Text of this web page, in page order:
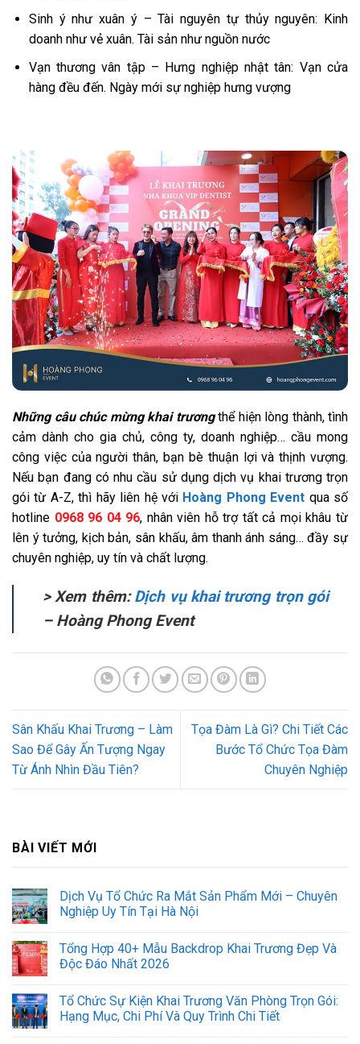
Sinh ý như xuân ý – Tài nguyên tự thủy nguyên: Kinh
doanh như vẻ xuân. Tài sản như nguồn nước
Vạn thương vân tập – Hưng nghiệp nhật tân: Vạn cửa
hàng đều đến. Ngày mới sự nghiệp hưng vượng
Những câu chúc mừng khai trương thể hiện lòng thành, tình
cảm dành cho gia chủ, công ty, doanh nghiệp… cầu mong
công việc của người thân, bạn bè thuận lợi và thịnh vượng.
Nếu bạn đang có nhu cầu sử dụng dịch vụ khai trương trọn
gói từ A-Z, thì hãy liên hệ với Hoàng Phong Event qua số
hotline 0968 96 04 96, nhân viên hỗ trợ tất cả mọi khâu từ
lên ý tưởng, kịch bản, sân khấu, âm thanh ánh sáng… đầy sự
chuyên nghiệp, uy tín và chất lượng.
> Xem thêm:Dịch vụ khai trương trọn gói
– Hoàng Phong Event
Sân Khấu Khai Trương – Làm
Sao Để Gây Ấn Tượng Ngay
Từ Ánh Nhìn Đầu Tiên?
Tọa Đàm Là Gì? Chi Tiết Các
Bước Tổ Chức Tọa Đàm
Chuyên Nghiệp
BÀI VIẾT MỚI
Dịch Vụ Tổ Chức Ra Mắt Sản Phẩm Mới – Chuyên
Nghiệp Uy Tín Tại Hà Nội
Tổng Hợp 40+ Mẫu Backdrop Khai Trương Đẹp Và
Độc Đáo Nhất 2026
Tổ Chức Sự Kiện Khai Trương Văn Phòng Trọn Gói:
Hạng Mục, Chi Phí Và Quy Trình Chi Tiết